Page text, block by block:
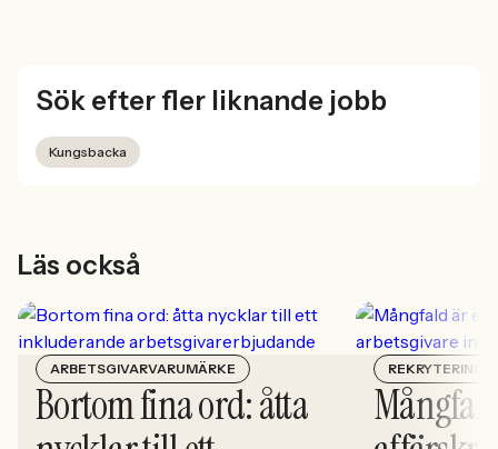
Sök efter fler liknande jobb
Kungsbacka
Läs också
ARBETSGIVARVARUMÄRKE
Bortom fina ord: åtta
REKRYTERING